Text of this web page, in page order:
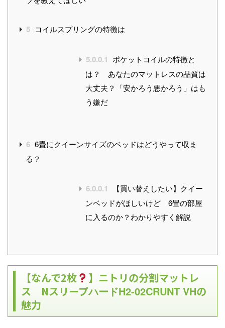
5 コイルスプリングの特徴は
5.0.0.1 ポケットコイルの特徴と
は？ あなたのマットレスの品質は
大丈夫？「安かろう悪かろう」はも
う嫌だ
6 6畳にクイーンサイズのベッドはどうやって収ま
る？
6.0.0.1
【買い替えしたい】クイー
ンベッドがほしいけど 6畳の部屋
に入るのか？わかりやすく解説
【なんで2枚
】ニトリの分割マットレ
ス NスリープハードH2-02CRUNT VHの
魅力